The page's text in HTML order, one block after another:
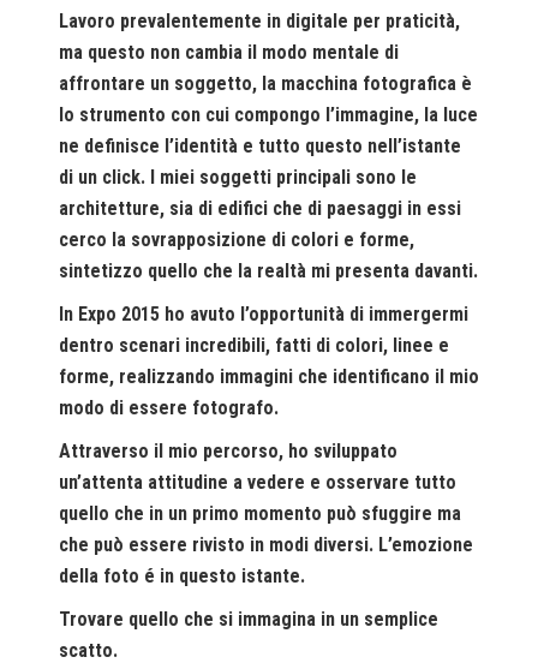
Lavoro prevalentemente in digitale per praticità,
ma questo non cambia il modo mentale di
affrontare un soggetto, la macchina fotografica è
lo strumento con cui compongo l’immagine, la luce
ne definisce l’identità e tutto questo nell’istante
di un click. I miei soggetti principali sono le
architetture, sia di edifici che di paesaggi in essi
cerco la sovrapposizione di colori e forme,
sintetizzo quello che la realtà mi presenta davanti.
In Expo 2015 ho avuto l’opportunità di immergermi
dentro scenari incredibili, fatti di colori, linee e
forme, realizzando immagini che identificano il mio
modo di essere fotografo.
Attraverso il mio percorso, ho sviluppato
un’attenta attitudine a vedere e osservare tutto
quello che in un primo momento può sfuggire ma
che può essere rivisto in modi diversi. L’emozione
della foto é in questo istante.
Trovare quello che si immagina in un semplice
scatto.